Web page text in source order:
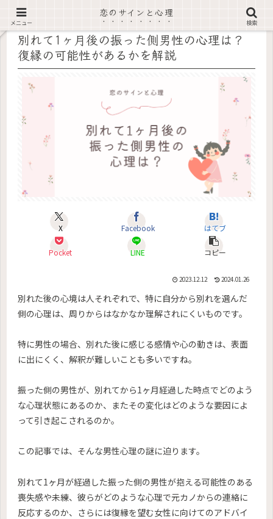
記事内に広告あり
別れて1ヶ月後の振った側男性の心理は？
復縁の可能性があるかを解説
X Facebook はてブ
Pocket LINE コピー
2023.12.12 2024.01.26
別れた後の心境は人それぞれで、特に自分から別れを選んだ
側の心理は、周りからはなかなか理解されにくいものです。
特に男性の場合、別れた後に感じる感情や心の動きは、表面
に出にくく、解釈が難しいことも多いですね。
振った側の男性が、別れてから1ヶ月経過した時点でどのよう
な心理状態にあるのか、またその変化はどのような要因によ
って引き起こされるのか。
この記事では、そんな男性心理の謎に迫ります。
別れて1ヶ月が経過した振った側の男性が抱える可能性のある
喪失感や未練、彼らがどのような心理で元カノからの連絡に
反応するのか、さらには復縁を望む女性に向けてのアドバイ
メニュー
恋のサインと心理
検索